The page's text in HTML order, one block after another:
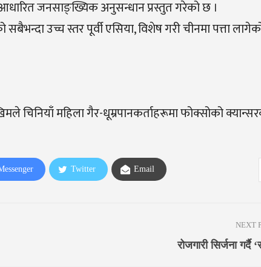
जनसाङ्ख्यिक अनुसन्धान प्रस्तुत गरेको छ ।
उच्च स्तर पूर्वी एसिया, विशेष गरी चीनमा पत्ता
चिनियाँ महिला गैर-धूम्रपानकर्ताहरूमा फोक्सोको
Twitter Email
NEXT
रोजगारी सिर्जना गर्दै